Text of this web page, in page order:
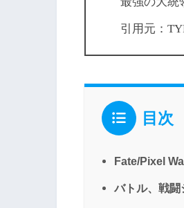
引用元：
目次
Fate/Pixel
バトル、戦闘